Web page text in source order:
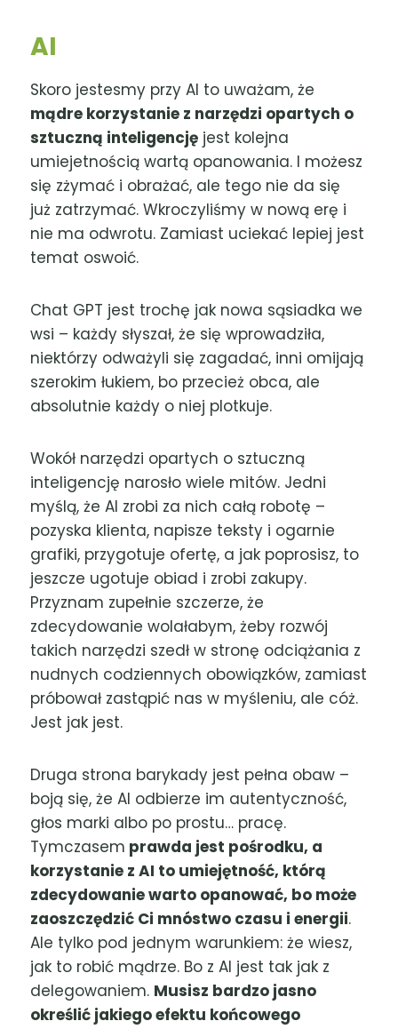
AI
Skoro jestesmy przy AI to uważam, że
mądre korzystanie z narzędzi opartych o
sztuczną inteligencję jest kolejna
umiejetnością wartą opanowania. I możesz
się zżymać i obrażać, ale tego nie da się
już zatrzymać. Wkroczyliśmy w nową erę i
nie ma odwrotu. Zamiast uciekać lepiej jest
temat oswoić.
Chat GPT jest trochę jak nowa sąsiadka we
wsi – każdy słyszał, że się wprowadziła,
niektórzy odważyli się zagadać, inni omijają
szerokim łukiem, bo przecież obca, ale
absolutnie każdy o niej plotkuje.
Wokół narzędzi opartych o sztuczną
inteligencję narosło wiele mitów. Jedni
myślą, że AI zrobi za nich całą robotę –
pozyska klienta, napisze teksty i ogarnie
grafiki, przygotuje ofertę, a jak poprosisz, to
jeszcze ugotuje obiad i zrobi zakupy.
Przyznam zupełnie szczerze, że
zdecydowanie wolałabym, żeby rozwój
takich narzędzi szedł w stronę odciążania z
nudnych codziennych obowiązków, zamiast
próbował zastąpić nas w myśleniu, ale cóż.
Jest jak jest.
Druga strona barykady jest pełna obaw –
boją się, że AI odbierze im autentyczność,
głos marki albo po prostu… pracę.
Tymczasem prawda jest pośrodku, a
korzystanie z AI to umiejętność, którą
zdecydowanie warto opanować, bo może
zaoszczędzić Ci mnóstwo czasu i energii.
Ale tylko pod jednym warunkiem: że wiesz,
jak to robić mądrze. Bo z AI jest tak jak z
delegowaniem. Musisz bardzo jasno
określić jakiego efektu końcowego